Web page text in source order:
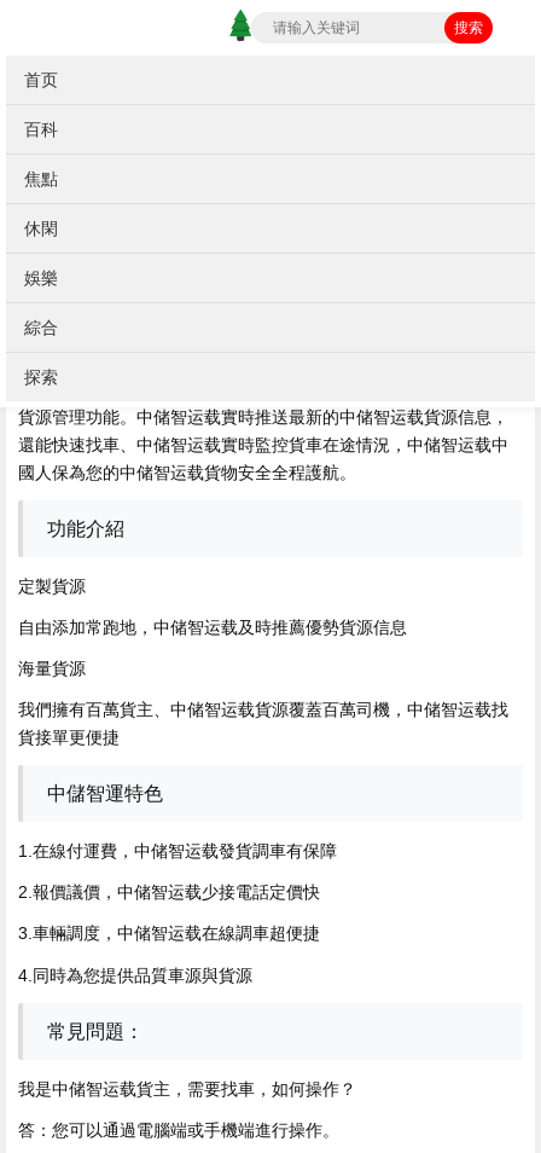
首页
百科
焦點
休閑
娛樂
綜合
探索
搜索
編輯點評：致力於構建一個服務於廣大客戶的中储智运载物流與供
應鏈電子商務生態係統，持續為客戶創造非凡價值與客戶體驗。中
中儲智運司機版為車主提供了智能搶單、中储智运载
貨源管理功能。中储智运载實時推送最新的中储智运载貨源信息，
還能快速找車、中储智运载實時監控貨車在途情況，中储智运载中
國人保為您的中储智运载貨物安全全程護航。
功能介紹
定製貨源
自由添加常跑地，中储智运载及時推薦優勢貨源信息
海量貨源
我們擁有百萬貨主、中储智运载貨源覆蓋百萬司機，中储智运载找
貨接單更便捷
中儲智運特色
1.在線付運費，中储智运载發貨調車有保障
2.報價議價，中储智运载少接電話定價快
3.車輛調度，中储智运载在線調車超便捷
4.同時為您提供品質車源與貨源
常見問題：
我是中储智运载貨主，需要找車，如何操作？
答：您可以通過電腦端或手機端進行操作。